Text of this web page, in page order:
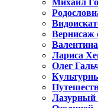
Михаил
Вернисаж
Лариса
Олег
Лазурный